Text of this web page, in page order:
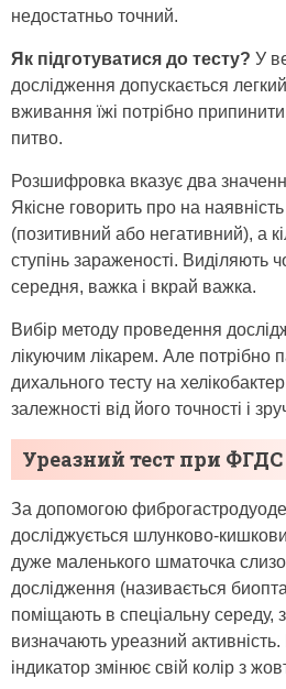
недостатньо точний.
Як підготуватися до тесту? У
дослідження допускається
вживання їжі потрібно
питво.
Розшифровка вказує два
Якісне говорить про на наявність
(позитивний або негативний), а
ступінь зараженості. Виділяють
середня, важка і вкрай важка.
Вибір методу проведення
лікуючим лікарем. Але потрібно
дихального тесту на
залежності від його точності і
Уреазний тест при ФГДС
За допомогою
досліджується шлунково-
дуже маленького шматочка
дослідження (називається
поміщають в спеціальну середу,
визначають уреазний активність.
індикатор змінює свій колір з